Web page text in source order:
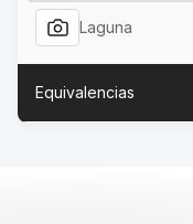
Laguna
Equivalencias